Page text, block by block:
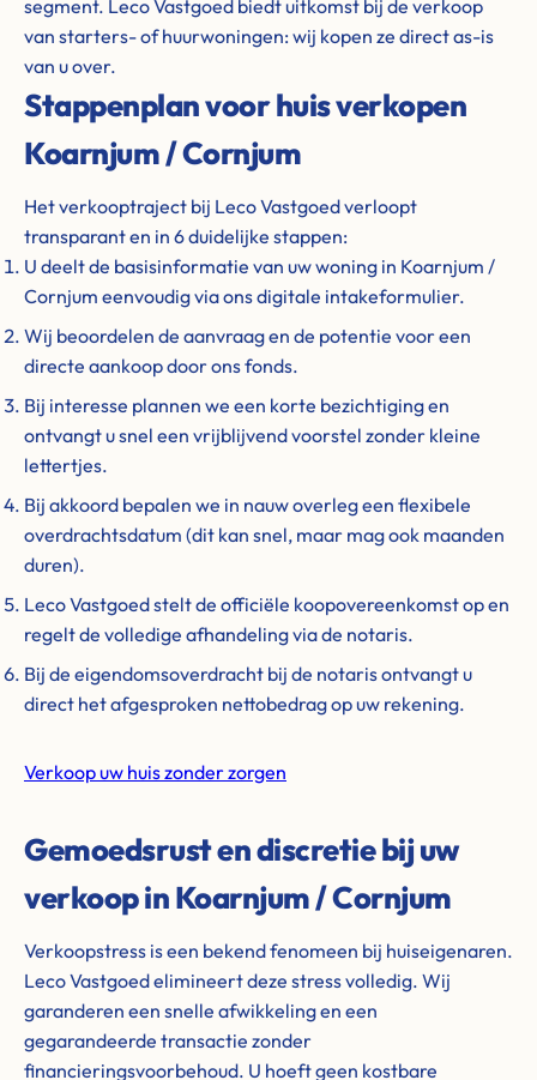
segment. Leco Vastgoed biedt uitkomst bij de verkoop
van starters- of huurwoningen: wij kopen ze direct as-is
van u over.
Stappenplan voor huis verkopen
Koarnjum / Cornjum
Het verkooptraject bij Leco Vastgoed verloopt
transparant en in 6 duidelijke stappen:
U deelt de basisinformatie van uw woning in Koarnjum /
Cornjum eenvoudig via ons digitale intakeformulier.
Wij beoordelen de aanvraag en de potentie voor een
directe aankoop door ons fonds.
Bij interesse plannen we een korte bezichtiging en
ontvangt u snel een vrijblijvend voorstel zonder kleine
lettertjes.
Bij akkoord bepalen we in nauw overleg een flexibele
overdrachtsdatum (dit kan snel, maar mag ook maanden
duren).
Leco Vastgoed stelt de officiële koopovereenkomst op en
regelt de volledige afhandeling via de notaris.
Bij de eigendomsoverdracht bij de notaris ontvangt u
direct het afgesproken nettobedrag op uw rekening.
Verkoop uw huis zonder zorgen
Gemoedsrust en discretie bij uw
verkoop in Koarnjum / Cornjum
Verkoopstress is een bekend fenomeen bij huiseigenaren.
Leco Vastgoed elimineert deze stress volledig. Wij
garanderen een snelle afwikkeling en een
gegarandeerde transactie zonder
financieringsvoorbehoud. U hoeft geen kostbare